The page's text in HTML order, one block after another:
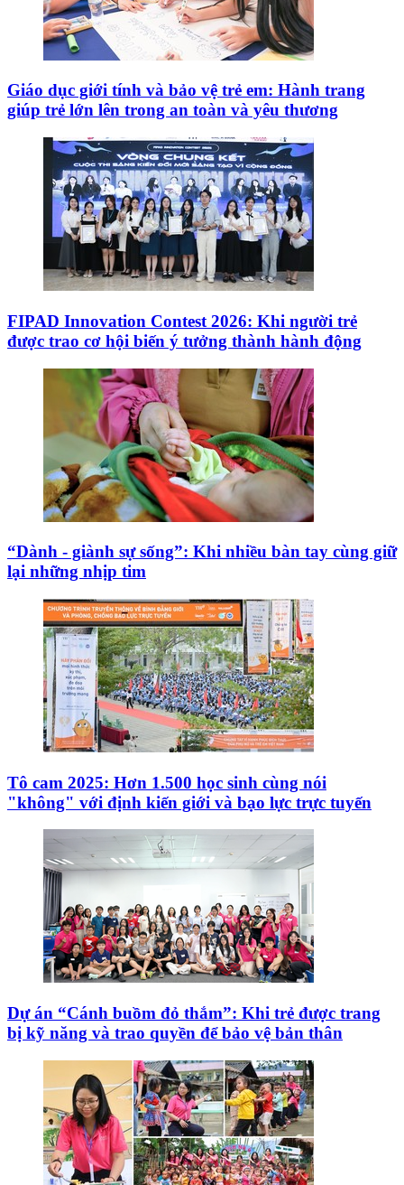
Giáo dục giới tính và bảo vệ trẻ em: Hành trang
giúp trẻ lớn lên trong an toàn và yêu thương
FIPAD Innovation Contest 2026: Khi người trẻ
được trao cơ hội biến ý tưởng thành hành động
“Dành - giành sự sống”: Khi nhiều bàn tay cùng giữ
lại những nhịp tim
Tô cam 2025: Hơn 1.500 học sinh cùng nói
"không" với định kiến giới và bạo lực trực tuyến
Dự án “Cánh buồm đỏ thắm”: Khi trẻ được trang
bị kỹ năng và trao quyền để bảo vệ bản thân